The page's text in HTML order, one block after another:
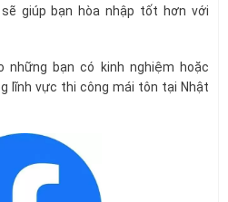
giúp bạn hòa nhập tốt hơn với
bạn có kinh nghiệm hoặc
lĩnh vực thi công mái tôn tại Nhật